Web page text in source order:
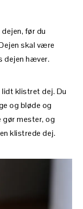
før du
skal være
dejen hæver.
klistret dej. Du
og bløde og
mester, og
klistrede dej.